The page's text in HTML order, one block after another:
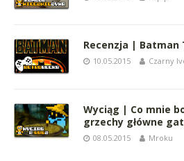
Recenzja | Batman
10.05.2015 Czarny
Wyciąg | Co mnie
grzechy główne
08.05.2015 Mroku